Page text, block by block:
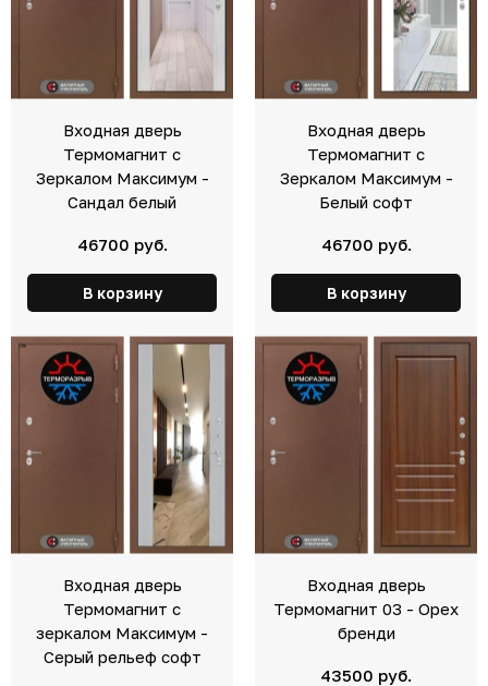
Входная дверь
Термомагнит с
Зеркалом Максимум -
Сандал белый
46700 руб.
В корзину
Входная дверь
Термомагнит с
Зеркалом Максимум -
Белый софт
46700 руб.
В корзину
Входная дверь
Термомагнит с
зеркалом Максимум -
Серый рельеф софт
Входная дверь
Термомагнит 03 - Орех
бренди
43500 руб.